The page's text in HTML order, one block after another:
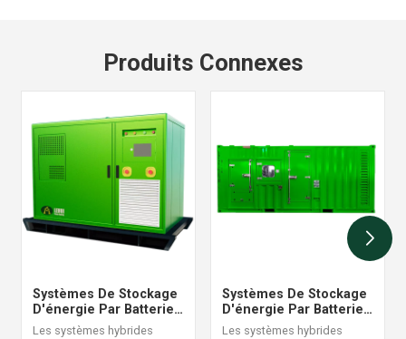
Produits Connexes
Systèmes De Stockage
D'énergie Par Batterie
100KW
Les systèmes hybrides
Systèmes De Stockage
D'énergie Par Batterie
1000KW
Les systèmes hybrides